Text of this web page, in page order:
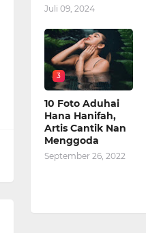
Juli 09, 2024
3
10 Foto Aduhai
Hana Hanifah,
Artis Cantik Nan
Menggoda
September 26, 2022